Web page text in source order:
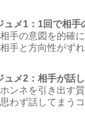
ュメ1：1回で相
手の意図を的確
手と方向性がず
ュメ2：相手が話
ンネを引き出す
わず話してまう